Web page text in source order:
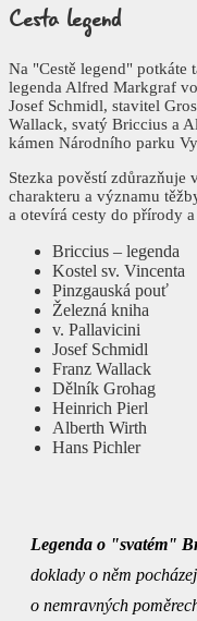
Cesta legend
Na "Cestě legend" potkáte
legenda Alfred Markgraf
Josef Schmidl, stavitel
Wallack, svatý Briccius a
kámen Národního parku
Stezka pověstí
charakteru a významu
a otevírá cesty do přírody
Briccius – legenda
Kostel sv. Vincenta
Pinzgauská pouť
Železná kniha
v. Pallavicini
Josef Schmidl
Franz Wallack
Dělník Grohag
Heinrich Pierl
Alberth Wirth
Hans Pichler
Legenda o "svatém"
doklady o něm
o nemravných